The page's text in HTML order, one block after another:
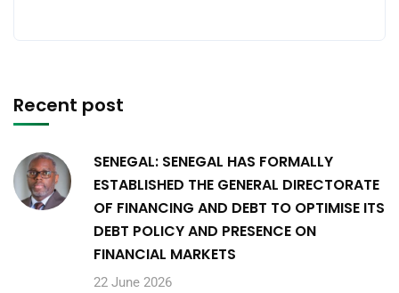
Recent post
SENEGAL: SENEGAL HAS FORMALLY
ESTABLISHED THE GENERAL DIRECTORATE
OF FINANCING AND DEBT TO OPTIMISE ITS
DEBT POLICY AND PRESENCE ON
FINANCIAL MARKETS
22 June 2026